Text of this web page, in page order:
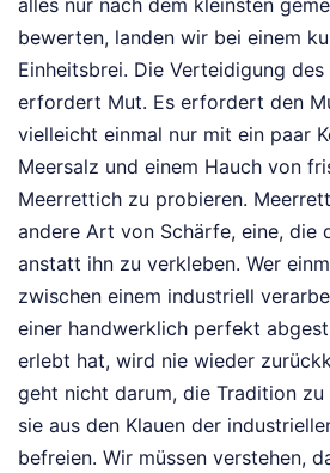
alles nur nach dem kleinsten
bewerten, landen wir bei einem
Einheitsbrei. Die Verteidigung
erfordert Mut. Es erfordert den
vielleicht einmal nur mit ein paar
Meersalz und einem Hauch von
Meerrettich zu probieren.
andere Art von Schärfe, eine, die
anstatt ihn zu verkleben. Wer
zwischen einem industriell
einer handwerklich perfekt
erlebt hat, wird nie wieder
geht nicht darum, die Tradition
sie aus den Klauen der
befreien. Wir müssen verstehen,